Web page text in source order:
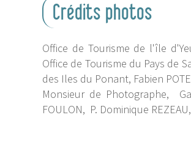
Crédits photos
Office de Tourisme de l'île
Office de Tourisme du Pays de
des Iles du Ponant, Fabien
Monsieur de Photographe,
FOULON, P. Dominique